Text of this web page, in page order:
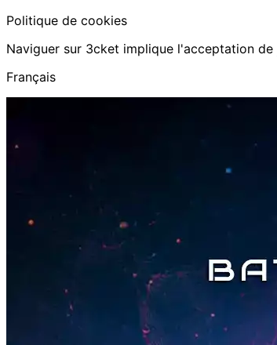
Politique de cookies
Naviguer sur 3cket implique l'acceptation de
Français